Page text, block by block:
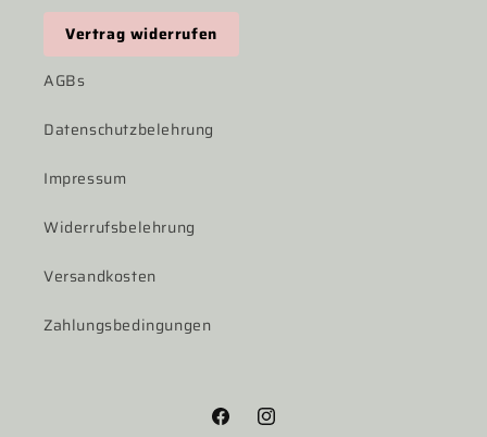
Vertrag widerrufen
AGBs
Datenschutzbelehrung
Impressum
Widerrufsbelehrung
Versandkosten
Zahlungsbedingungen
FacebookInstagram